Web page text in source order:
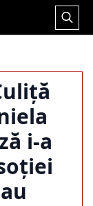
Search
i-a